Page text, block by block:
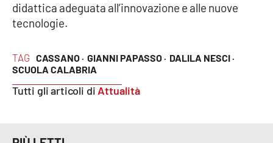
LA
CALABRIAVISIONE
Eventi
Food
TAG CASSANO · GIANNI PAPASSO · DALILA NESCI ·
SCUOLA CALABRIA
Tutti gli articoli di Attualità
didattica adeguata all’innovazione e alle nuove
tecnologie.